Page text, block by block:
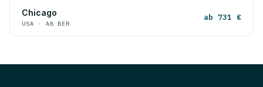
Chicago
USA · AB BER
ab 731 €